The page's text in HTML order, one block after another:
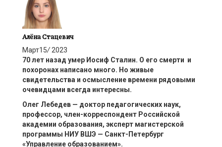
Алёна Стацевич
Март15/ 2023
70 лет назад умер Иосиф Сталин. О его смерти и
похоронах написано много. Но живые
свидетельства и осмысление времени рядовыми
очевидцами всегда интересны.
Олег Лебедев — доктор педагогических наук,
профессор, член-корреспондент Российской
академии образования, эксперт магистерской
программы НИУ ВШЭ — Санкт-Петербург
«Управление образованием».